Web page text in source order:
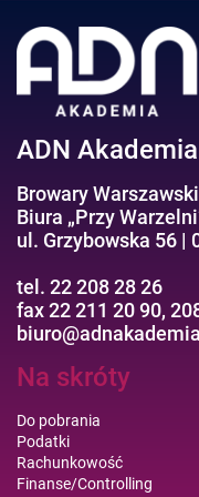
Efektywność
ADN
Browary
Biura „Przy
ul. Grzybowska 56 |
tel. 22 208 28 26
fax 22 211 20 90,
Na skróty
Do pobrania
Podatki
Rachunkowość
Finanse/Controlling